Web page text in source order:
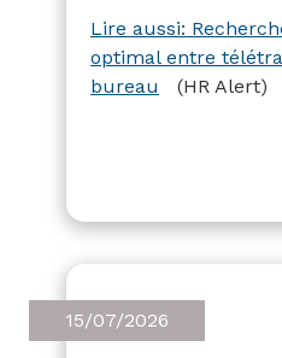
Lire aussi:
optimal entre
bureau
(HR Alert)
15/07/2026